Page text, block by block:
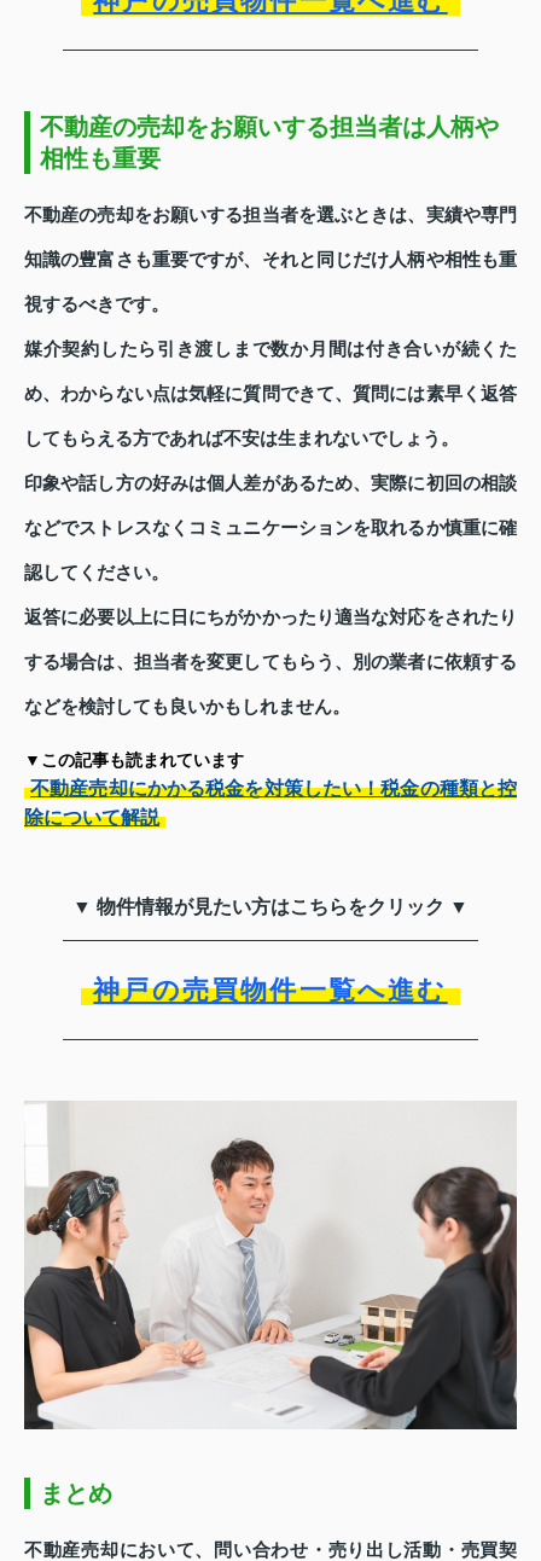
不動産の売却をお願いする担当者は人柄や
相性も重要
不動産の売却をお願いする担当者を選ぶときは、実績や専門
知識の豊富さも重要ですが、それと同じだけ人柄や相性も重
視するべきです。
媒介契約したら引き渡しまで数か月間は付き合いが続くた
め、わからない点は気軽に質問できて、質問には素早く返答
してもらえる方であれば不安は生まれないでしょう。
印象や話し方の好みは個人差があるため、実際に初回の相談
などでストレスなくコミュニケーションを取れるか慎重に確
認してください。
返答に必要以上に日にちがかかったり適当な対応をされたり
する場合は、担当者を変更してもらう、別の業者に依頼する
などを検討しても良いかもしれません。
▼この記事も読まれています
不動産売却にかかる税金を対策したい！税金の種類と控
除について解説
▼ 物件情報が見たい方はこちらをクリック ▼
神戸の売買物件一覧へ進む
まとめ
不動産売却において、問い合わせ・売り出し活動・売買契